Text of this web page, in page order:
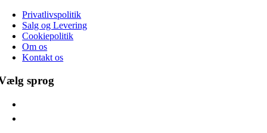
Privatlivspolitik
Salg og Levering
Cookiepolitik
Om os
Kontakt os
sprog